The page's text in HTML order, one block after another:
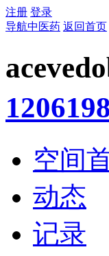
注册 登录
导航中医药 返回首页
1206198
空间
动态
记录